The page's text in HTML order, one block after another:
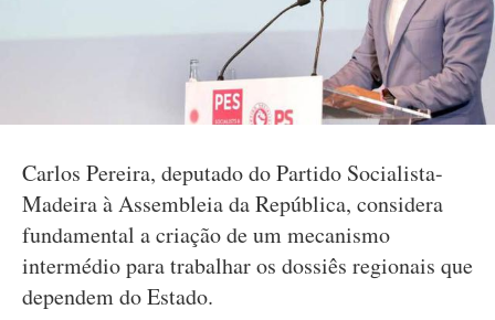
Carlos Pereira, deputado do Partido Socialista-
Madeira à Assembleia da República, considera
fundamental a criação de um mecanismo
intermédio para trabalhar os dossiês regionais que
dependem do Estado.